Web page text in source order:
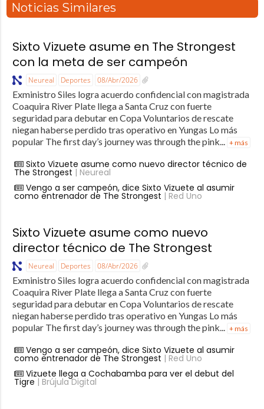
Noticias Similares
Sixto Vizuete asume en The Strongest
con la meta de ser campeón
Neureal Deportes 08/Abr/2026
Exministro Siles logra acuerdo confidencial con magistrada
Coaquira River Plate llega a Santa Cruz con fuerte
seguridad para debutar en Copa Voluntarios de rescate
niegan haberse perdido tras operativo en Yungas Lo más
popular The first day’s journey was through the pink... + más
Sixto Vizuete asume como nuevo director técnico de
The Strongest | Neureal
Vengo a ser campeón, dice Sixto Vizuete al asumir
como entrenador de The Strongest | Red Uno
Sixto Vizuete asume como nuevo
director técnico de The Strongest
Neureal Deportes 08/Abr/2026
Exministro Siles logra acuerdo confidencial con magistrada
Coaquira River Plate llega a Santa Cruz con fuerte
seguridad para debutar en Copa Voluntarios de rescate
niegan haberse perdido tras operativo en Yungas Lo más
popular The first day’s journey was through the pink...
+ más
Vengo a ser campeón, dice Sixto Vizuete al asumir
como entrenador de The Strongest | Red Uno
Vizuete llega a Cochabamba para ver el debut del
Tigre | Brújula Digital